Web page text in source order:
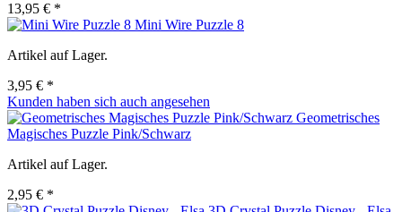
13,95 € *
Mini Wire Puzzle 8
Artikel auf Lager.
3,95 € *
Kunden haben sich auch angesehen
Geometrisches
Magisches Puzzle Pink/Schwarz
Artikel auf Lager.
2,95 € *